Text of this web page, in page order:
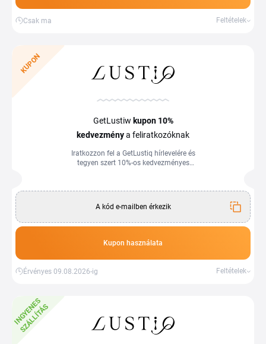
Csak ma Feltételek
KUPON
GetLustiw kupon 10%
kedvezménya feliratkozóknak
Iratkozzon fel a GetLustiq hírlevelére és
tegyen szert 10%-os kedvezményes
A kód e-mailben érkezik
Kupon használata
Érvényes 09.08.2026-ig Feltételek
I
N
G
Y
E
N
E
S
S
Z
Á
L
L
Í
T
Á
S